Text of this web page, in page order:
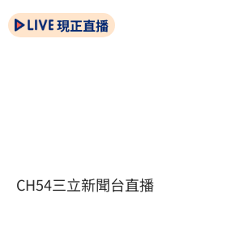
現正直播
CH54三立新聞台直播